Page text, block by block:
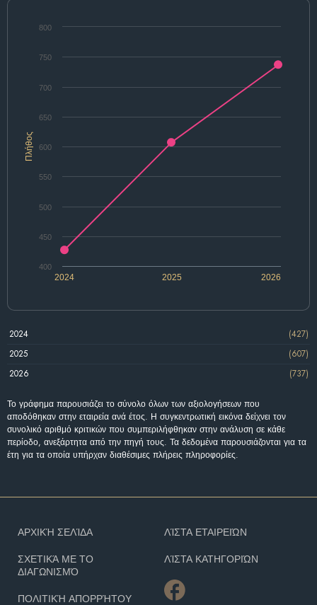
Πλήθος
2024 2026
2025
400
450
500
550
600
650
700
750
800
2024
(427)
2025
(607)
2026
(737)
Το γράφημα παρουσιάζει το σύνολο όλων των αξιολογήσεων που
αποδόθηκαν στην εταιρεία ανά έτος. Η συγκεντρωτική εικόνα δείχνει τον
συνολικό αριθμό κριτικών που συμπεριλήφθηκαν στην ανάλυση σε κάθε
περίοδο, ανεξάρτητα από την πηγή τους. Τα δεδομένα παρουσιάζονται για τα
έτη για τα οποία υπήρχαν διαθέσιμες πλήρεις πληροφορίες.
ΑΡΧΙΚΉ ΣΕΛΊΔΑ
ΣΧΕΤΙΚΆ ΜΕ ΤΟ
ΔΙΑΓΩΝΙΣΜΌ
ΠΟΛΙΤΙΚΉ ΑΠΟΡΡΉΤΟΥ
ΛΊΣΤΑ ΕΤΑΙΡΕΙΏΝ
ΛΊΣΤΑ ΚΑΤΗΓΟΡΙΏΝ